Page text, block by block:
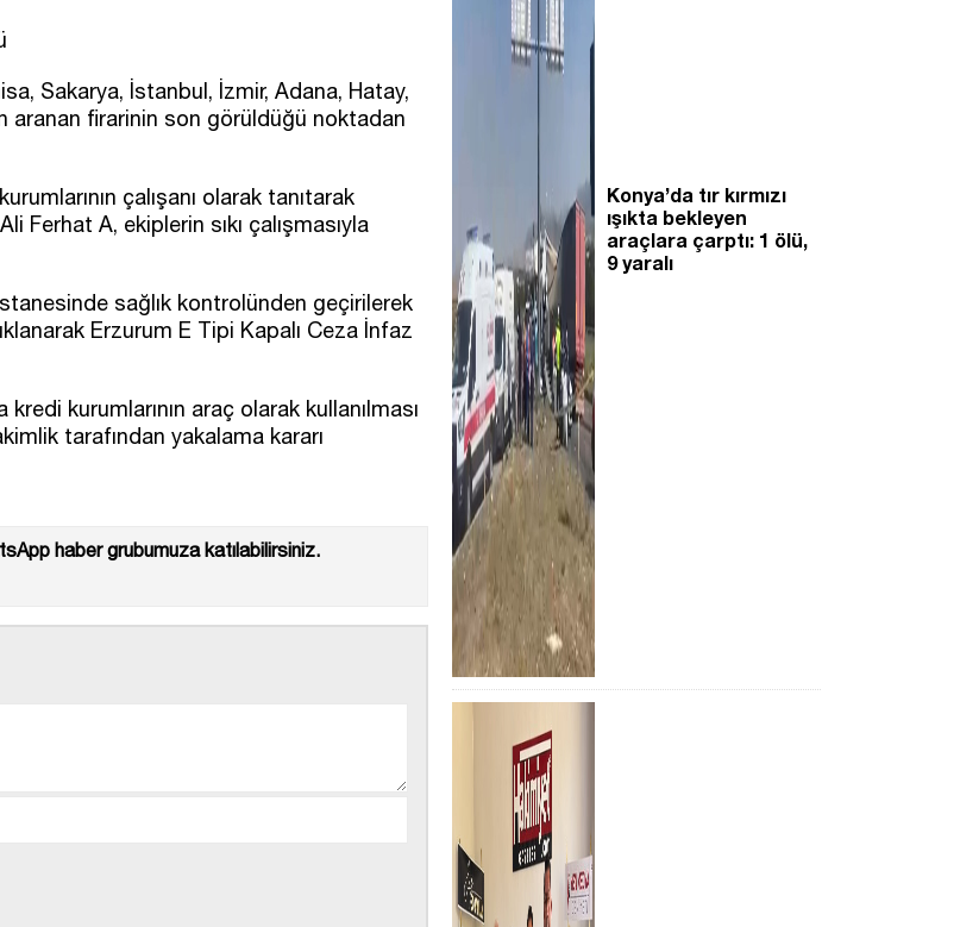
Sakarya, İstanbul, İzmir, Adana, Hatay,
aranan firarinin son görüldüğü noktadan
çalışanı olarak tanıtarak
Ferhat A, ekiplerin sıkı çalışmasıyla
sağlık kontrolünden geçirilerek
Erzurum E Tipi Kapalı Ceza İnfaz
kurumlarının araç olarak kullanılması
tarafından yakalama kararı
haber grubumuza katılabilirsiniz.
Konya’da tır kırmızı
ışıkta bekleyen
araçlara çarptı: 1 ölü,
9 yaralı